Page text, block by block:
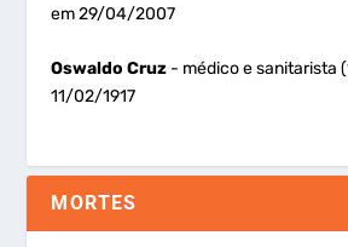
em 29/04/2007
Oswaldo Cruz - médico e sanitarista
11/02/1917
MORTES